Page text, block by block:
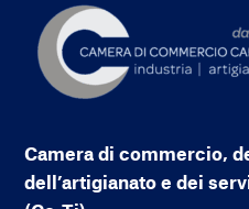
Camera di commercio,
dell’artigianato e dei